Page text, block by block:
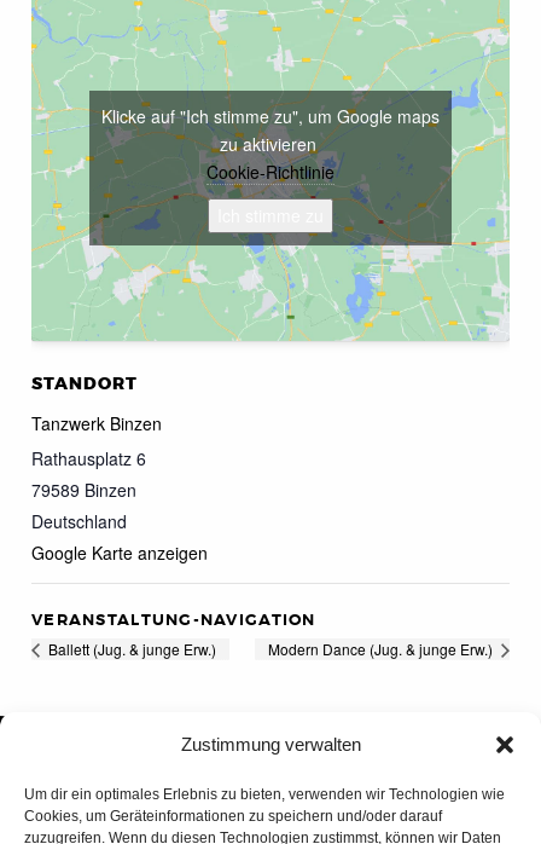
Zustimmung verwalten
Um dir ein optimales Erlebnis zu bieten, verwenden wir Technologien wie
Cookies, um Geräteinformationen zu speichern und/oder darauf
zuzugreifen. Wenn du diesen Technologien zustimmst, können wir Daten
STANDORT
Tanzwerk Binzen
Rathausplatz 6
79589 Binzen
Deutschland
Google Karte anzeigen
Klicke auf "Ich stimme zu", um Google maps
zu aktivieren
Cookie-Richtlinie
VERANSTALTUNG-NAVIGATION
Ballett (Jug. & junge Erw.) Modern Dance (Jug. & junge Erw.)